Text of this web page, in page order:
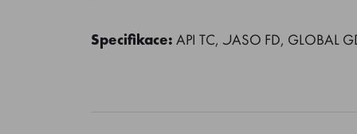
Specifikace: API TC, JASO FD, GLOBAL